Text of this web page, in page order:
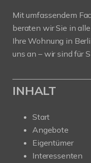
Mit umfassendem
beraten wir Sie in
Ihre Wohnung in
uns an – wir sind für
INHALT
Start
Angebote
Eigentümer
Interessenten